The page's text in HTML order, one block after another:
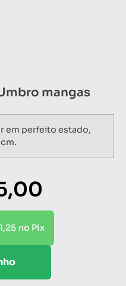
mangas
em perfeito estado,
no Pix